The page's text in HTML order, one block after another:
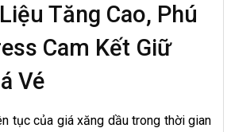
Tăng Cao, Phú
Cam Kết Giữ
Vé
tục của giá xăng dầu trong thời gian